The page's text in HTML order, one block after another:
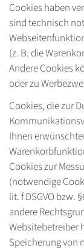
Cookies haben
sind technisch
(z. B. die
Andere Cookies
oder zu
Cookies, die zur
Ihnen
Cookies zur
(notwendige
lit. f DSGVO bzw.
andere
Websitebetreiber
Speicherung von